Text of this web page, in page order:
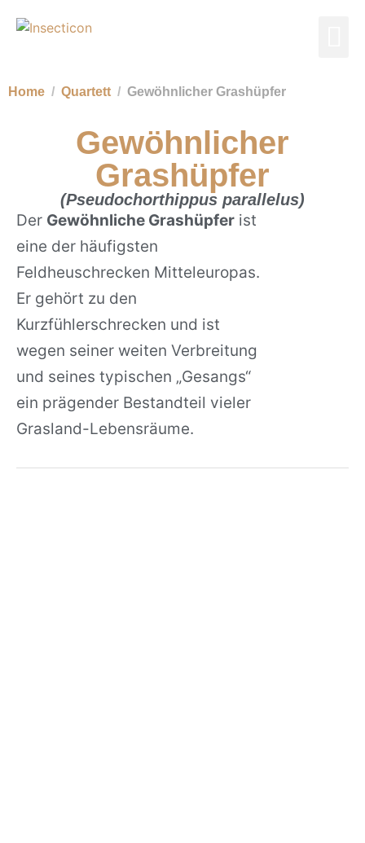
Home Quartett Gewöhnlicher Grashüpfer
Gewöhnlicher
Grashüpfer
(Pseudochorthippus parallelus)
Der Gewöhnliche Grashüpfer ist
eine der häufigsten
Feldheuschrecken Mitteleuropas.
Er gehört zu den
Kurzfühlerschrecken und ist
wegen seiner weiten Verbreitung
und seines typischen „Gesangs“
ein prägender Bestandteil vieler
Grasland-Lebensräume.